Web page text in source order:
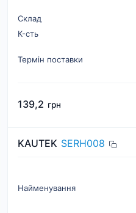
Склад
К-cть
Термін поставки
139,2 грн
KAUTEK SERH008
Найменування